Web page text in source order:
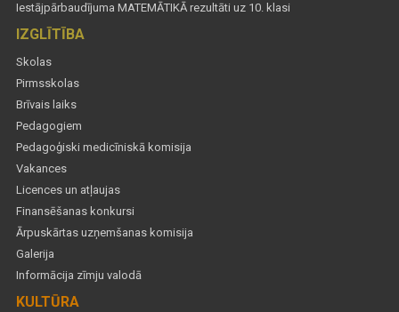
Iestājpārbaudījuma MATEMĀTIKĀ rezultāti uz 10. klasi
IZGLĪTĪBA
Skolas
Pirmsskolas
Brīvais laiks
Pedagogiem
Pedagoģiski medicīniskā komisija
Vakances
Licences un atļaujas
Finansēšanas konkursi
Ārpuskārtas uzņemšanas komisija
Galerija
Informācija zīmju valodā
KULTŪRA